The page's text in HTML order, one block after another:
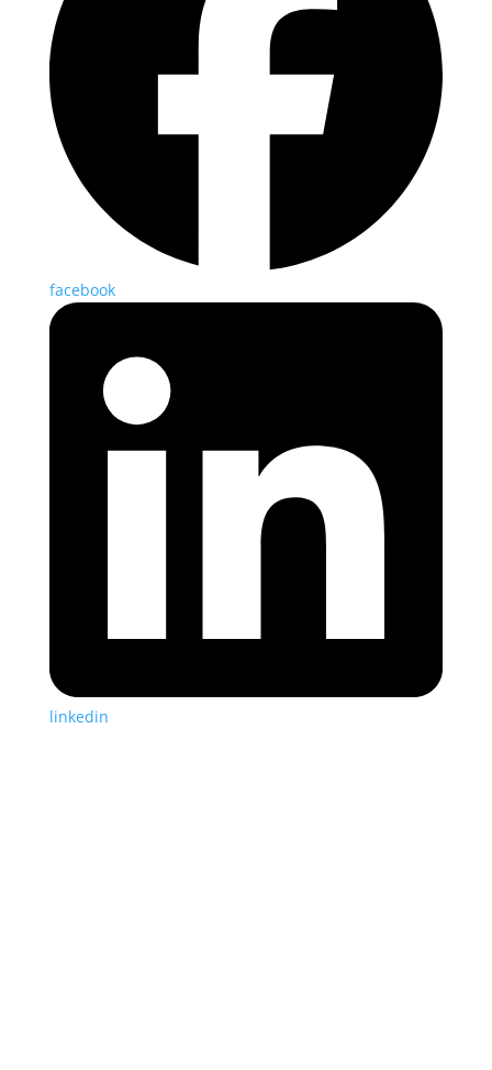
facebook
linkedin